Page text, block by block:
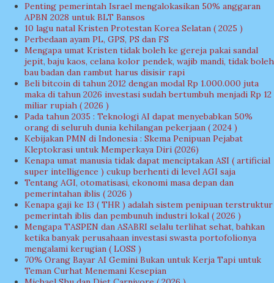
Penting pemerintah Israel mengalokasikan 50% anggaran
APBN 2028 untuk BLT Bansos
10 lagu natal Kristen Protestan Korea Selatan ( 2025 )
Perbedaan ayam PL, GPS, PS dan FS
Mengapa umat Kristen tidak boleh ke gereja pakai sandal
jepit, baju kaos, celana kolor pendek, wajib mandi, tidak boleh
bau badan dan rambut harus disisir rapi
Beli bitcoin di tahun 2012 dengan modal Rp 1.000.000 juta
maka di tahun 2026 investasi sudah bertumbuh menjadi Rp 12
miliar rupiah ( 2026 )
Pada tahun 2035 : Teknologi AI dapat menyebabkan 50%
orang di seluruh dunia kehilangan pekerjaan ( 2024 )
Kebijakan PMN di Indonesia : Skema Penipuan Pejabat
Kleptokrasi untuk Memperkaya Diri (2026)
Kenapa umat manusia tidak dapat menciptakan ASI ( artificial
super intelligence ) cukup berhenti di level AGI saja
Tentang AGI, otomatisasi, ekonomi masa depan dan
pemerintahan iblis ( 2026 )
Kenapa gaji ke 13 ( THR ) adalah sistem penipuan terstruktur
pemerintah iblis dan pembunuh industri lokal ( 2026 )
Mengapa TASPEN dan ASABRI selalu terlihat sehat, bahkan
ketika banyak perusahaan investasi swasta portofolionya
mengalami kerugian ( LOSS )
70% Orang Bayar AI Gemini Bukan untuk Kerja Tapi untuk
Teman Curhat Menemani Kesepian